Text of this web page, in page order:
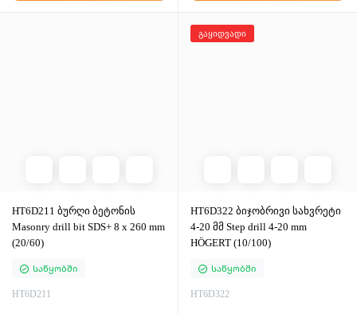
HT6D211 ბურღი ბეტონის
Masonry drill bit SDS+ 8 x 260 mm
(20/60)
Საწყობში
HT6D211
გაყიდვადი
HT6D322 ბიჯობრივი სახვრეტი
4-20 მმ Step drill 4-20 mm
HÖGERT (10/100)
Საწყობში
HT6D322